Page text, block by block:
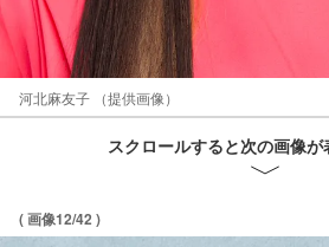
河北麻友子 （提供画像）
スクロールすると次の画像
( 画像12/42 )